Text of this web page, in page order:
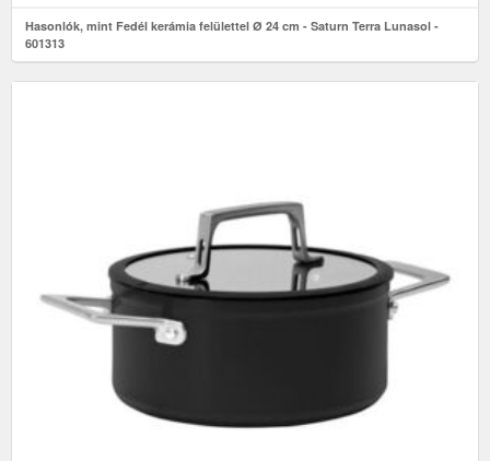
Hasonlók, mint Fedél kerámia felülettel Ø 24 cm - Saturn Terra Lunasol -
601313